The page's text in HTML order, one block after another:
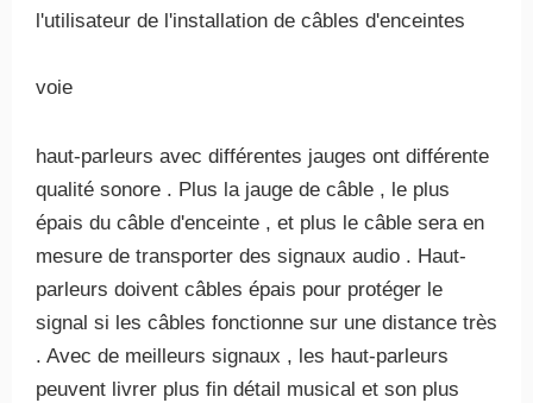
l'utilisateur de l'installation de câbles d'enceintes
voie
haut-parleurs avec différentes jauges ont différente
qualité sonore . Plus la jauge de câble , le plus
épais du câble d'enceinte , et plus le câble sera en
mesure de transporter des signaux audio . Haut-
parleurs doivent câbles épais pour protéger le
signal si les câbles fonctionne sur une distance très
. Avec de meilleurs signaux , les haut-parleurs
peuvent livrer plus fin détail musical et son plus